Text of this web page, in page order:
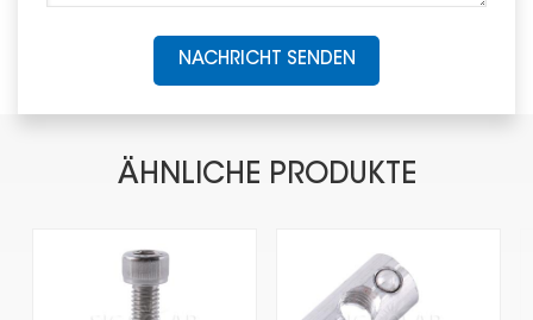
NACHRICHT SENDEN
ÄHNLICHE PRODUKTE